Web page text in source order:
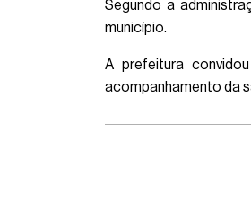
Segundo a
município.
A prefeitura
acompanhamento da